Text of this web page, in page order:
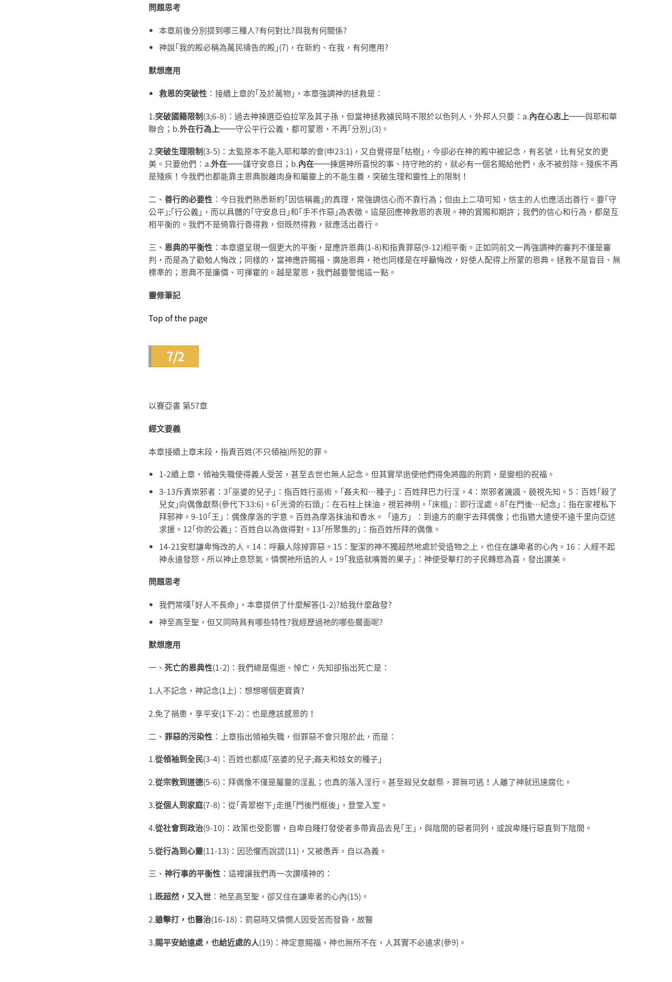
問題思考
本章前後分別提到哪三種人?有何對比?與我有何關係?
神說｢我的殿必稱為萬民禱告的殿｣(7)，在新約、在我，有何應用?
默想應用
救恩的突破性：接續上章的｢及於萬物｣，本章強調神的拯救是：
1.突破國籍限制(3;6-8)：過去神揀選亞伯拉罕及其子孫，但當神拯救擄民時不限於以色列人，外邦人只要：a.內在心志上──與耶和華
聯合；b.外在行為上──守公平行公義，都可蒙恩，不再｢分別｣(3)。
2.突破生理限制(3-5)：太監原本不能入耶和華的會(申23:1)，又自覺得是｢枯樹｣，今卻必在神的殿中被記念，有名號，比有兒女的更
美。只要他們：a.外在──謹守安息日；b.內在──揀選神所喜悅的事、持守祂的約，就必有一個名賜給他們，永不被剪除。殘疾不再
是殘疾！今我們也都能靠主恩典脫離肉身和屬靈上的不能生養，突破生理和靈性上的限制！
二、 善行的必要性 ：今日我們熟悉新約｢因信稱義｣的真理，常強調信心而不靠行為；但由上二項可知，信主的人也應活出善行。要｢守
公平｣;｢行公義｣，而以具體的｢守安息日｣和｢手不作惡｣為表徵。這是回應神救恩的表現。神的賞賜和期許；我們的信心和行為，都是互
相平衡的。我們不是倚靠行善得救，但既然得救，就應活出善行。
三、 恩典的平衡性 ：本章還呈現一個更大的平衡，是應許恩典(1-8)和指責罪惡(9-12)相平衡。正如同前文一再強調神的審判不僅是審
判，而是為了勸勉人悔改；同樣的，當神應許賜福、廣施恩典，祂也同樣是在呼籲悔改，好使人配得上所蒙的恩典。拯救不是盲目、無
標準的；恩典不是廉價、可揮霍的。越是蒙恩，我們越要警惕這一點。
靈修筆記
Top of the page
7/2
以賽亞書 第57章
經文要義
本章接續上章末段，指責百姓(不只領袖)所犯的罪。
1-2續上章，領袖失職使得義人受苦，甚至去世也無人記念。但其實早逝使他們得免將臨的刑罰，是變相的祝福。
3-13斥責崇邪者：3｢巫婆的兒子｣：指百姓行巫術。｢姦夫和…種子｣：百姓拜巴力行淫。4：崇邪者譏諷、藐視先知。5：百姓｢殺了
兒女｣向偶像獻祭(參代下33:6)。6｢光滑的石頭｣：在石柱上抹油，視若神明。｢床榻｣：即行淫處。8｢在門後…紀念｣：指在家裡私下
拜邪神。9-10｢王｣：偶像摩洛的字意。百姓為摩洛抹油和香水。「遠方」：到遠方的廟宇去拜偶像；也指猶大遣使不遠千里向亞述
求援。12｢你的公義｣：百姓自以為做得對。13｢所聚集的｣：指百姓所拜的偶像。
14-21安慰謙卑悔改的人。14：呼籲人除掉罪惡。15：聖潔的神不獨超然地處於受造物之上，也住在謙卑者的心內。16：人經不起
神永遠發怒，所以神止息怒氣，憐憫祂所造的人。19｢我造就嘴脣的果子｣：神使受擊打的子民轉悲為喜，發出讚美。
問題思考
我們常嘆｢好人不長命｣，本章提供了什麼解答(1-2)?給我什麼啟發?
神至高至聖，但又同時具有哪些特性?我經歷過祂的哪些層面呢?
默想應用
一、 死亡的恩典性(1-2)：我們總是傷逝、悼亡，先知卻指出死亡是：
1.人不記念，神記念(1上)：想想哪個更寶貴?
2.免了禍患，享平安(1下-2)：也是應該感恩的！
二、 罪惡的污染性 ：上章指出領袖失職，但罪惡不會只限於此，而是：
1.從領袖到全民(3-4)：百姓也都成｢巫婆的兒子;姦夫和妓女的種子｣
2.從宗教到道德(5-6)：拜偶像不僅是屬靈的淫亂；也真的落入淫行。甚至殺兒女獻祭，罪無可逃！人離了神就迅速腐化。
3.從個人到家庭(7-8)：從｢青翠樹下｣走進｢門後門框後｣，登堂入室。
4.從社會到政治(9-10)：政策也受影響，自卑自賤打發使者多帶貢品去見｢王｣，與陰間的惡者同列，或說卑賤行惡直到下陰間。
5.從行為到心靈(11-13)：因恐懼而說謊(11)，又被愚弄，自以為義。
三、 神行事的平衡性 ：這裡讓我們再一次讚嘆神的：
1.既超然，又入世 ：祂至高至聖，卻又住在謙卑者的心內(15)。
2.雖擊打，也醫治(16-18)：罰惡時又憐憫人因受苦而發昏，故醫
3.賜平安給遠處，也給近處的人(19)：神定意賜福，神也無所不在，人其實不必遠求(參9)。